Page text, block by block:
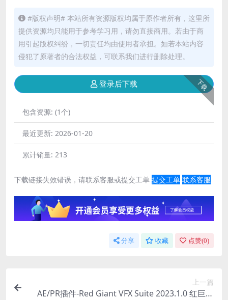
#版权声明# 本站所有资源版权均属于原作者所有，这里所
提供资源均只能用于参考学习用，请勿直接商用。若由于商
用引起版权纠纷，一切责任均由使用者承担。如若本站内容
侵犯了原著者的合法权益，可联系我们进行删除处理。
下载
登录后下载
包含资源: (1个)
最近更新: 2026-01-20
累计销量: 213
下载链接失效错误，请联系客服或提交工单 提交工单 联系客服
分享 收藏 点赞(0)
上一篇
AE/PR插件-Red Giant VFX Suite 2023.1.0 红巨人